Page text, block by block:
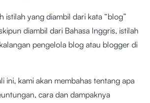
istilah yang diambil dari kata “blog”
diambil dari Bahasa Inggris, istilah
pengelola blog atau blogger di
ini, kami akan membahas tentang apa
cara dan dampaknya